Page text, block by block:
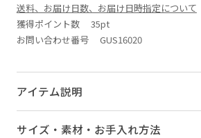
送料、お届け日数、お届け日時指定について
獲得ポイント数 35pt
お問い合わせ番号 GUS16020
アイテム説明
サイズ・素材・お手入れ方法